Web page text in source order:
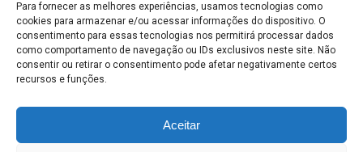
Para fornecer as melhores experiências, usamos tecnologias como
cookies para armazenar e/ou acessar informações do dispositivo. O
consentimento para essas tecnologias nos permitirá processar dados
como comportamento de navegação ou IDs exclusivos neste site. Não
consentir ou retirar o consentimento pode afetar negativamente certos
recursos e funções.
Aceitar
informativo, servindo como boletins de divulgação, e não devem ser
interpretadas como recomendações de investimento.Leia mais